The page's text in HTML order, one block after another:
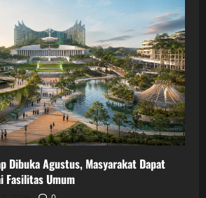
Dibuka Agustus, Masyarakat Dapat
Fasilitas Umum